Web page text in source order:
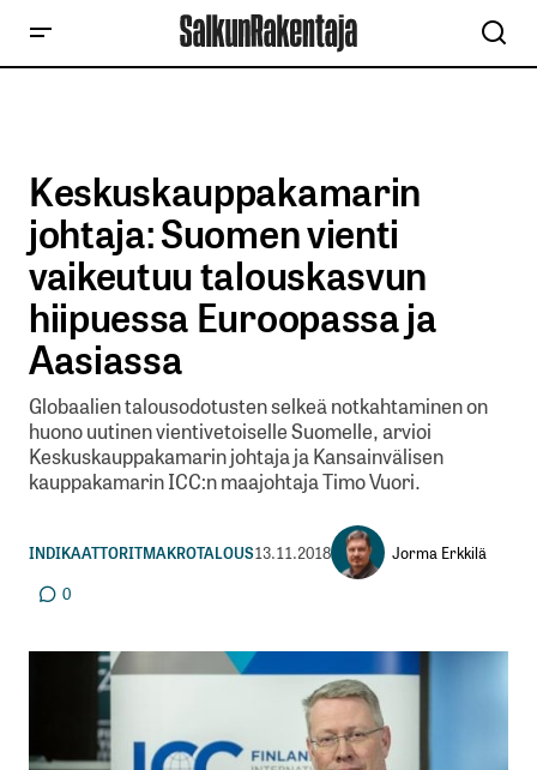
Keskuskauppakamarin
johtaja: Suomen vienti
vaikeutuu talouskasvun
hiipuessa Euroopassa ja
Aasiassa
Globaalien talousodotusten selkeä notkahtaminen on
huono uutinen vientivetoiselle Suomelle, arvioi
Keskuskauppakamarin johtaja ja Kansainvälisen
kauppakamarin ICC:n maajohtaja Timo Vuori.
INDIKAATTORITMAKROTALOUS13.11.2018
Jorma Erkkilä
0